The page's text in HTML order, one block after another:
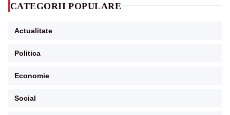
CATEGORII POPULARE
Actualitate
Politica
Economie
Social